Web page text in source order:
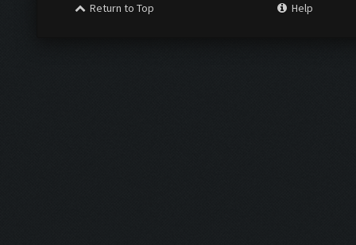
Return to Top
Help